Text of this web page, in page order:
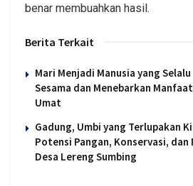
benar membuahkan hasil.
Berita Terkait
Mari Menjadi Manusia yang
Sesama dan Menebarkan
Umat
Gadung, Umbi yang Terlupakan
Potensi Pangan, Konservasi,
Desa Lereng Sumbing